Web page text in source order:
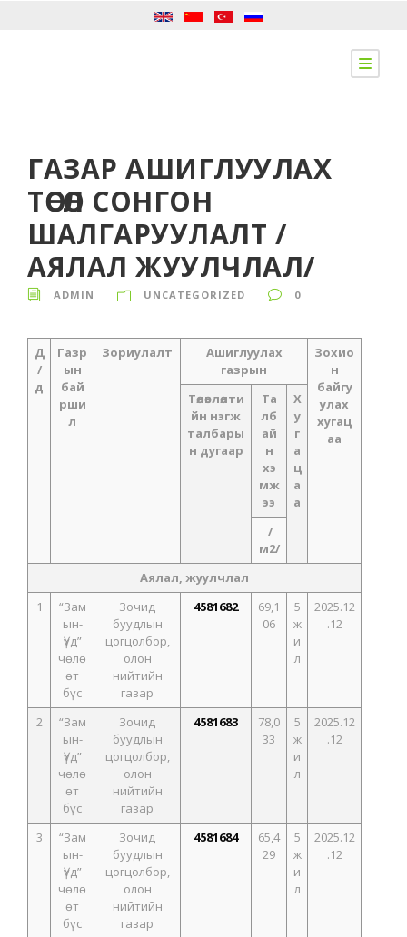
ГАЗАР АШИГЛУУЛАХ
ТӨСӨЛ СОНГОН
ШАЛГАРУУЛАЛТ /
АЯЛАЛ ЖУУЛЧЛАЛ/
ADMIN UNCATEGORIZED 0
Д
/
д
Газр
ын
бай
рши
л
Зориулалт
Ашиглуулах
газрын
Зохио
н
байгу
улах
хугац
аа
Төлөвлөлти
йн нэгж
талбары
н дугаар
Та
лб
ай
н
хэ
мж
ээ
Х
у
г
а
ц
а
а
/
м2/
Аялал, жуулчлал
1
“Зам
ын-
Үүд”
чөлө
өт
бүс
Зочид
буудлын
цогцолбор,
олон
нийтийн
газар
4581682
69,1
06
5
ж
и
л
2025.12
.12
2
“Зам
ын-
Үүд”
чөлө
өт
бүс
Зочид
буудлын
цогцолбор,
олон
нийтийн
газар
4581683
78,0
33
5
ж
и
л
2025.12
.12
3
“Зам
ын-
Үүд”
чөлө
өт
бүс
Зочид
буудлын
цогцолбор,
олон
нийтийн
газар
4581684
65,4
29
5
ж
и
л
2025.12
.12